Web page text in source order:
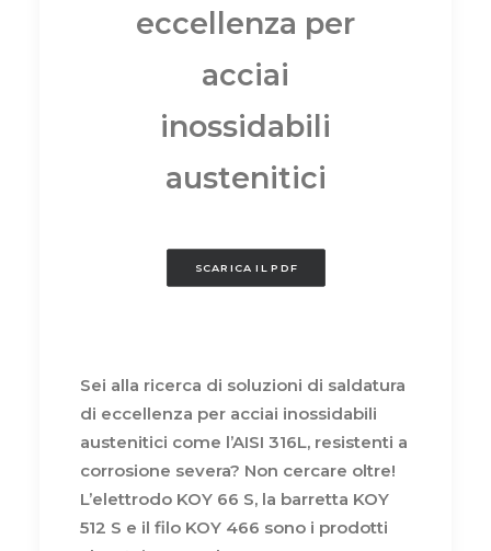
eccellenza per
acciai
inossidabili
austenitici
SCARICA IL PDF
Sei alla ricerca di soluzioni di saldatura
di eccellenza per acciai inossidabili
austenitici come l’AISI 316L, resistenti a
corrosione severa? Non cercare oltre!
L’elettrodo KOY 66 S, la barretta KOY
512 S e il filo KOY 466 sono i prodotti